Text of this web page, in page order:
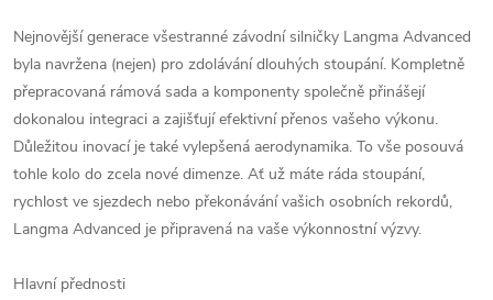
Nejnovější generace všestranné závodní silničky Langma Advanced
byla navržena (nejen) pro zdolávání dlouhých stoupání. Kompletně
přepracovaná rámová sada a komponenty společně přinášejí
dokonalou integraci a zajišťují efektivní přenos vašeho výkonu.
Důležitou inovací je také vylepšená aerodynamika. To vše posouvá
tohle kolo do zcela nové dimenze. Ať už máte ráda stoupání,
rychlost ve sjezdech nebo překonávání vašich osobních rekordů,
Langma Advanced je připravená na vaše výkonnostní výzvy.
Hlavní přednosti